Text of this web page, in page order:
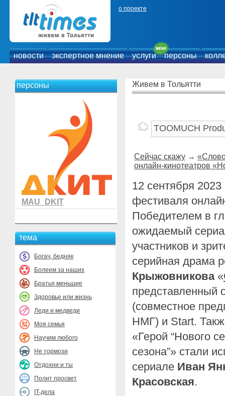
о проекте
новости экспертное мнение услуги персоны
персоны
MAU_DKIT
тема
Богач, бедняк
Болеем за наших
Братья меньшие
Здоровье или жизнь
Леди и медведи
Моя семья
Научим любого
Не тормози
Отдохни и ты
Полит просвет
IT-дела
Живем в Тольятти
Сейчас скажу →
онлайн-кинотеатров
12 сентября
фестиваля
Победителем в
ожидаемый
участников и
серийная драма
Крыжовникова«
представленный
(совместное
НМГ) и Start.
«Герой “Нового
сезона”» стали
сериале Иван
Красовская.